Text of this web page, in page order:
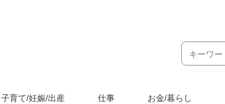
子育て/妊娠/出産 仕事 お金/暮らし